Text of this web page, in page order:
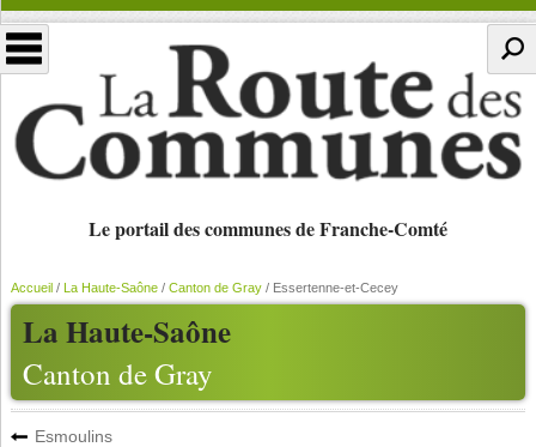
Le portail des communes de Franche-Comté
La Haute-Saône
Canton de Gray
Accueil/ La Haute-Saône/ Canton de Gray/ Essertenne-et-Cecey
Esmoulins